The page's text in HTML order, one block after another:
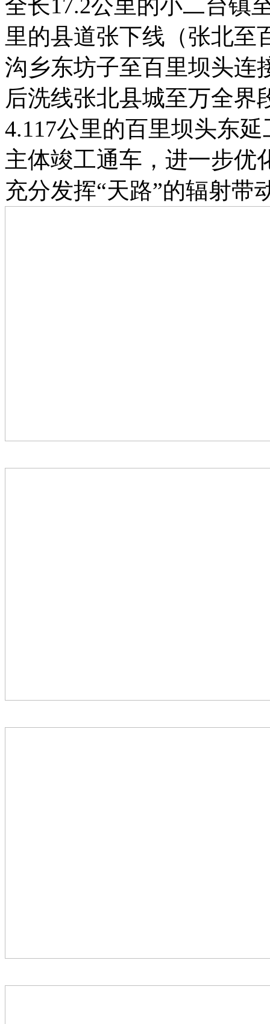
全长17.2公里的小二台镇
里的县道张下线（张北至
沟乡东坊子至百里坝头连
后洗线张北县城至万全界
4.117公里的百里坝头东
主体竣工通车，进一步优
充分发挥“天路”的辐射带